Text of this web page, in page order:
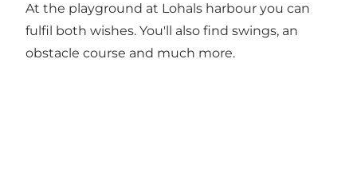
At the playground at Lohals harbour you can
fulfil both wishes. You'll also find swings, an
obstacle course and much more.